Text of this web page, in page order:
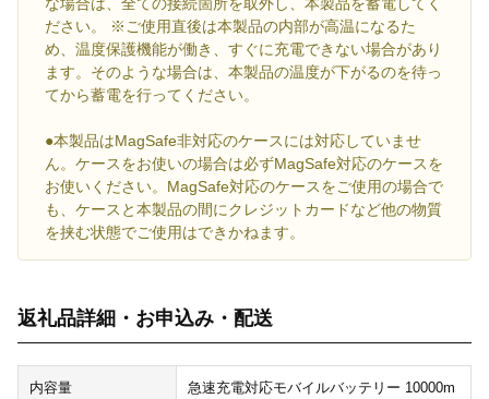
ださい。 ※ご使用直後は本製品の内部が高温になるた
め、温度保護機能が働き、すぐに充電できない場合があり
ます。そのような場合は、本製品の温度が下がるのを待っ
てから蓄電を行ってください。
●本製品はMagSafe非対応のケースには対応していませ
ん。ケースをお使いの場合は必ずMagSafe対応のケースを
お使いください。MagSafe対応のケースをご使用の場合で
も、ケースと本製品の間にクレジットカードなど他の物質
を挟む状態でご使用はできかねます。
返礼品詳細・お申込み・配送
内容量
急速充電対応モバイルバッテリー 10000m